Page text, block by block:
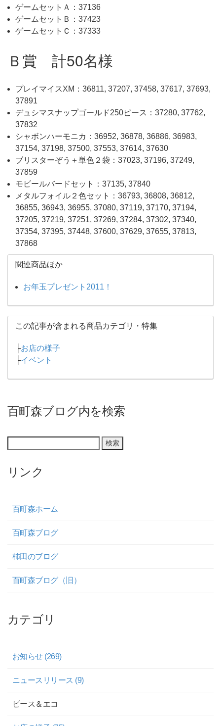
ゲームセットＡ：37136
ゲームセットＢ：37423
ゲームセットＣ：37333
Ｂ賞 計50名様
プレイマイスXM：36811, 37207, 37458, 37617, 37693,
37891
デュシマスナップゴールド250ピース：37280, 37762,
37832
シャボンハーモニカ：36952, 36878, 36886, 36983,
37154, 37198, 37500, 37553, 37614, 37630
ブリスターぞう＋単色２袋：37023, 37196, 37249,
37859
モビールバードセット：37135, 37840
メタルフォイル２色セット：36793, 36808, 36812,
36855, 36943, 36955, 37080, 37119, 37170, 37194,
37205, 37219, 37251, 37269, 37284, 37302, 37340,
37354, 37395, 37448, 37600, 37629, 37655, 37813,
37868
関連商品ほか
お年玉プレゼント2011！
この記事が含まれる商品カテゴリ・特集
├お店の様子
├イベント
百町森ブログ内を検索
リンク
百町森ホーム
百町森ブログ
柿田のブログ
百町森ブログ（旧）
カテゴリ
お知らせ (269)
ニュースリリース (9)
ピース＆エコ